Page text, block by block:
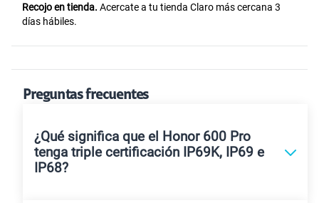
Recojo en tienda. Acercate a tu tienda Claro más cercana 3
días hábiles.
Preguntas frecuentes
¿Qué significa que el Honor 600 Pro
tenga triple certificación IP69K, IP69 e
IP68?